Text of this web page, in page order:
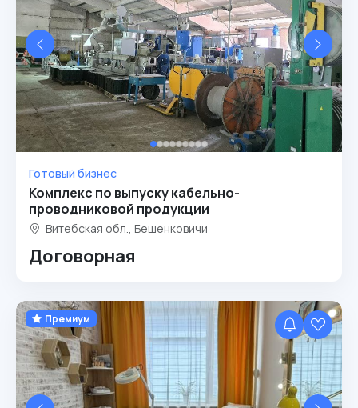
Готовый бизнес
Комплекс по выпуску кабельно-
проводниковой продукции
Витебская обл., Бешенковичи
Договорная
Премиум